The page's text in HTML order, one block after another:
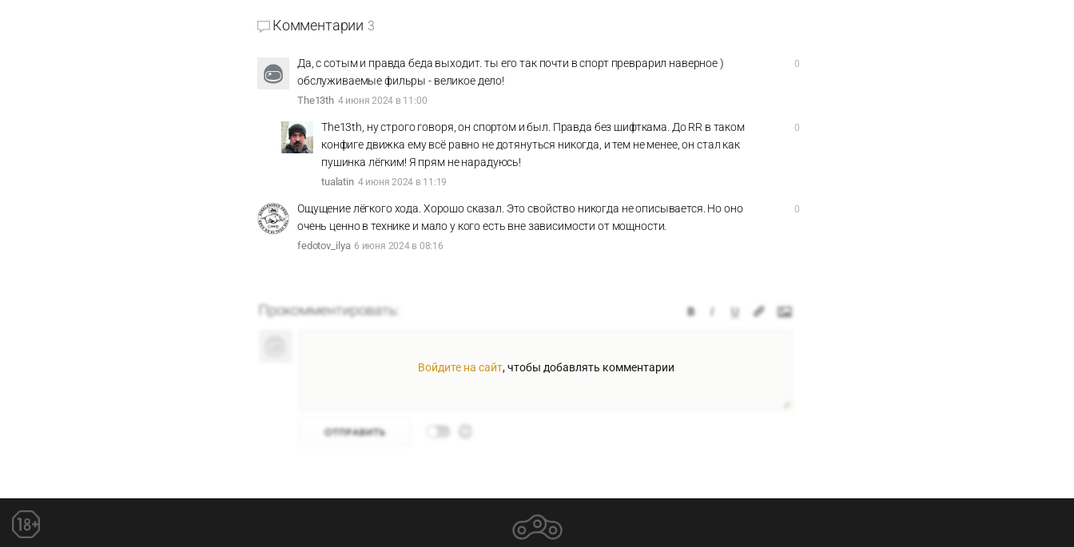
Комментарии 3
Да, с сотым и правда беда выходит. ты его так почти в спорт преврарил наверное )
обслуживаемые фильры - великое дело!
The13th 4 июня 2024 в 11:00
0
The13th, ну строго говоря, он спортом и был. Правда без шифткама. До RR в таком
конфиге движка ему всё равно не дотянуться никогда, и тем не менее, он стал как
пушинка лёгким! Я прям не нарадуюсь!
tualatin 4 июня 2024 в 11:19
0
Ощущение лёгкого хода. Хорошо сказал. Это свойство никогда не описывается. Но оно
очень ценно в технике и мало у кого есть вне зависимости от мощности.
fedotov_ilya 6 июня 2024 в 08:16
0
Войдите на сайт, чтобы добавлять комментарии